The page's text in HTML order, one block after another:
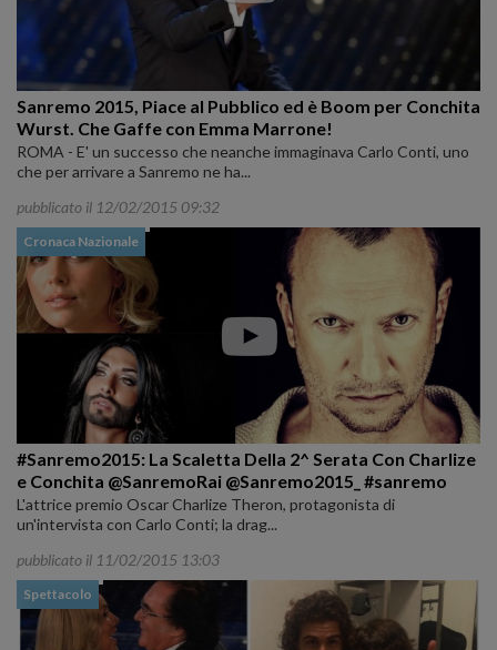
Sanremo 2015, Piace al Pubblico ed è Boom per Conchita
Wurst. Che Gaffe con Emma Marrone!
ROMA - E' un successo che neanche immaginava Carlo Conti, uno
che per arrivare a Sanremo ne ha...
pubblicato il 12/02/2015 09:32
Cronaca Nazionale
#Sanremo2015: La Scaletta Della 2^ Serata Con Charlize
e Conchita @SanremoRai @Sanremo2015_ #sanremo
L'attrice premio Oscar Charlize Theron, protagonista di
un'intervista con Carlo Conti; la drag...
pubblicato il 11/02/2015 13:03
Spettacolo